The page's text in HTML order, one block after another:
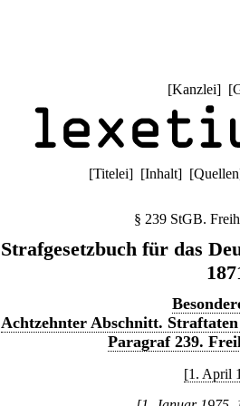
[Kanzlei] [
[Titelei] [Inhalt] [Quellen
§ 239 StGB.
Strafgesetzbuch für das
Achtzehnter Abschnitt.
Paragraf 239.
[1. April